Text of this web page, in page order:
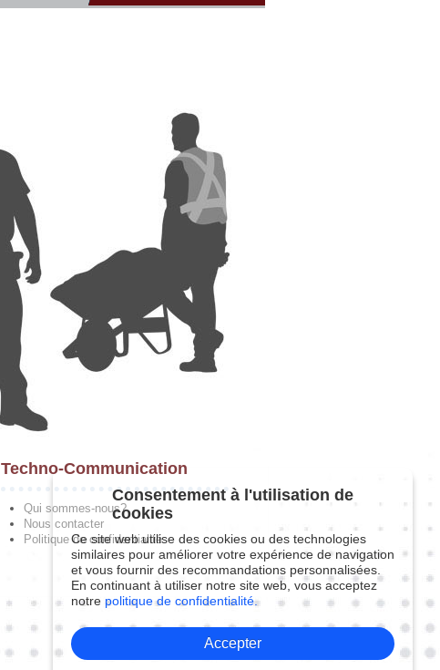
Techno-Communication
Qui sommes-nous?
Nous contacter
Politique de confidentialité
Consentement à l'utilisation de
cookies
Ce site web utilise des cookies ou des technologies
similaires pour améliorer votre expérience de navigation
et vous fournir des recommandations personnalisées.
En continuant à utiliser notre site web, vous acceptez
notre politique de confidentialité.
Accepter